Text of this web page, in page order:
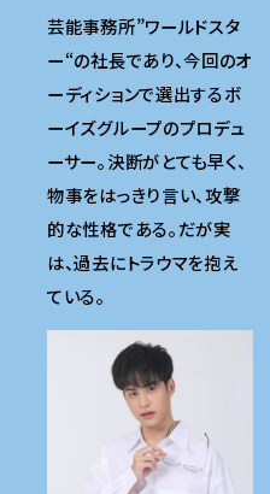
芸能事務所”ワールドスタ
ー“の社長であり、今回のオ
ーディションで選出するボ
ーイズグループのプロデュ
ーサー。決断がとても早く、
物事をはっきり言い、攻撃
的な性格である。だが実
は、過去にトラウマを抱え
ている。